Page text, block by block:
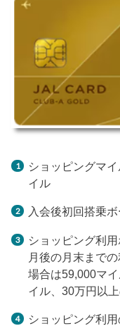
ショッピングマ
イル
入会後初回搭乗
ショッピング利
月後の月末まで
場合は59,000マ
イル、30万円以
ショッピング利